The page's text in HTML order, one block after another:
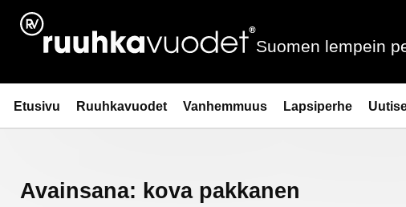
Siirry
sisältöön
Ruuhkavuodet.fi
Suomen lempein
Etusivu Ruuhkavuodet Vanhemmuus Lapsiperhe
Avainsana: kova pakkanen